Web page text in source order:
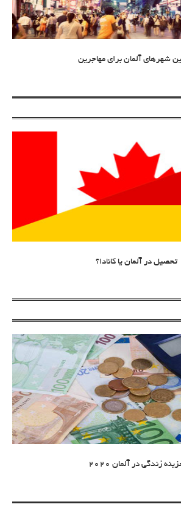
شهرهای آلمان برای مهاجرین
تحصیل در آلمان یا کانادا؟
زندگی در آلمان 2020